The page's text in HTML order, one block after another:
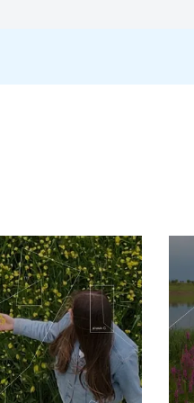
ризику — вік понад 50
перебіг, відсутність
діагностичні
виражений
Везикули набувають